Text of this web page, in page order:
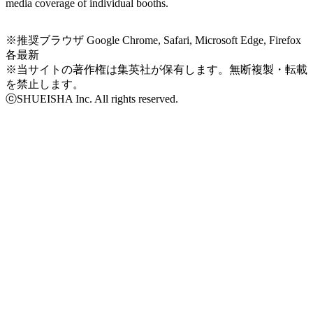
media coverage of individual booths.
※推奨ブラウザ Google Chrome, Safari, Microsoft Edge, Firefox
各最新
※当サイトの著作権は集英社が保有します。無断複製・転載
を禁止します。
ⓒSHUEISHA Inc. All rights reserved.